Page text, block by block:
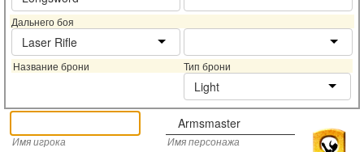
Дальнего боя
Laser Rifle
Название брони Тип брони
Light
Armsmaster
Имя игрока Имя персонажа